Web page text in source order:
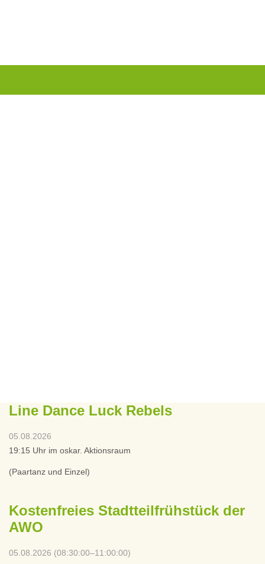
Line Dance Luck Rebels
05.08.2026
19:15 Uhr im oskar. Aktionsraum
(Paartanz und Einzel)
Kostenfreies Stadtteilfrühstück der
AWO
05.08.2026 (08:30:00–11:00:00)